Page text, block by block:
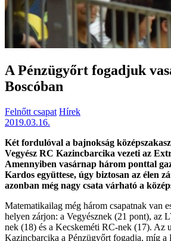
A Pénzügyőrt fogadjuk
Boscóban
Felnőtt csapat Hírek
2019.03.16.
Két fordulóval a bajnokság
Vegyész RC Kazincbarcika vezeti az
Amennyiben vasárnap három ponttal
Kardos együttese, úgy biztosan az élen
azonban még nagy csata várható a
Matematikailag még három csapatnak van
helyen zárjon: a Vegyésznek (21 pont), az
nek (18) és a Kecskeméti RC-nek (17). Az
Kazincbarcika a Pénzügyőrt fogadja, míg a